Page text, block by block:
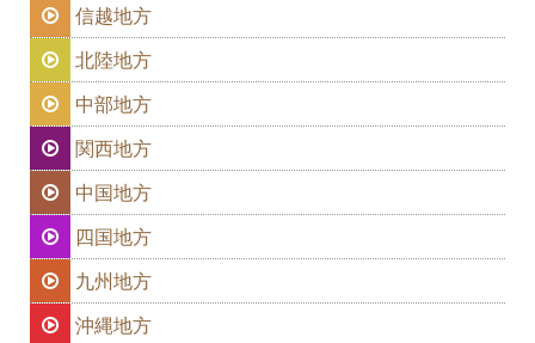
信越地方
北陸地方
中部地方
関西地方
中国地方
四国地方
九州地方
沖縄地方